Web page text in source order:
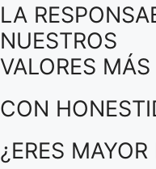
LA
NUESTROS
VALORES
CON
¿ERES